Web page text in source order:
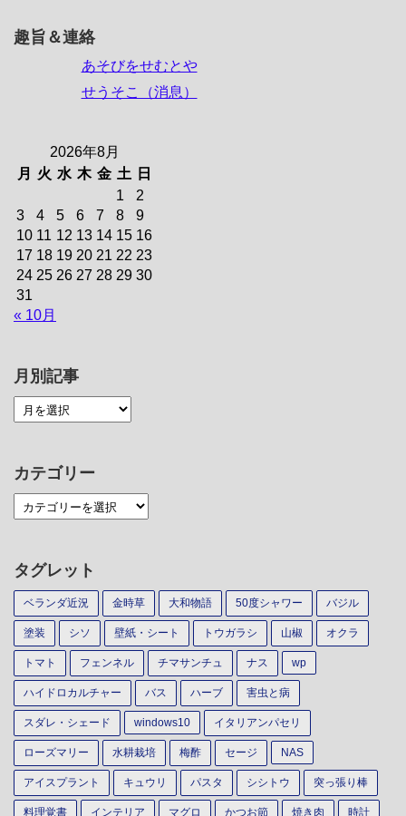
趣旨＆連絡
あそびをせむとや
せうそこ（消息）
2026年8月
月
火 水 木 金 土
日
1
2
3
4 5 6 7 8
9
10 11 12 13 14 15 16
17 18 19 20 21 22 23
24 25 26 27 28 29 30
31
« 10月
月別記事
カテゴリー
タグレット
ベランダ近況 金時草 大和物語 50度シャワー バジル
塗装 シソ 壁紙・シート トウガラシ 山椒 オクラ
トマト フェンネル チマサンチュ ナス wp
ハイドロカルチャー バス ハーブ 害虫と病
スダレ・シェード windows10 イタリアンパセリ
ローズマリー 水耕栽培 梅酢 セージ NAS
アイスプラント キュウリ パスタ シシトウ 突っ張り棒
料理覚書 インテリア マグロ かつお節 焼き肉 時計